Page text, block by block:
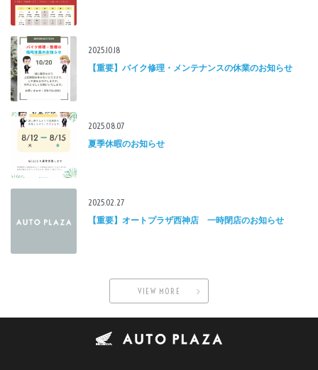
2025.10.18
【重要】バイク修理・メンテナンスの休業のお知らせ
2025.08.07
夏季休暇のお知らせ
2025.02.27
【重要】オートプラザ西神店 一時閉店のお知らせ
VIEW MORE